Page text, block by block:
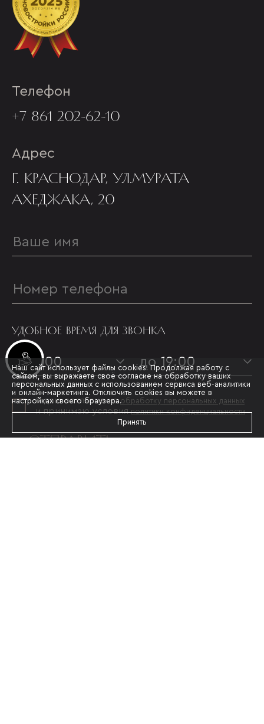
Инвестиционные лоты
Телефон
+7 861 202-62-10
Адрес
Г. КРАСНОДАР, УЛ.МУРАТА
АХЕДЖАКА, 20
УДОБНОЕ ВРЕМЯ ДЛЯ ЗВОНКА
с 09:00 до 19:00
Я даю согласие наобработку персональных данных
и принимаю условияполитики конфиденциальности
ОТПРАВИТЬ
Наш сайт использует файлы cookies. Продолжая работу с
сайтом, вы выражаете своё согласие на обработку ваших
персональных данных с использованием сервиса веб-аналитики
и онлайн-маркетинга. Отключить cookies вы можете в
настройках своего браузера.
Принять